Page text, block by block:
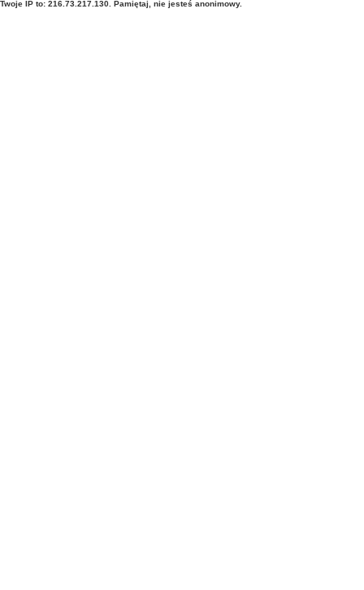
Twoje IP to: 216.73.217.130. Pamiętaj, nie jesteś anonimowy.